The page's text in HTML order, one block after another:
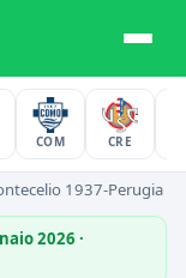
COM CRE
1937-Perugia
2026 ·